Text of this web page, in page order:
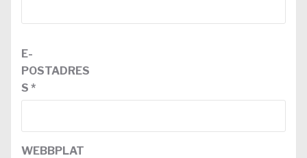
E-
POSTADRES
S *
WEBBPLAT